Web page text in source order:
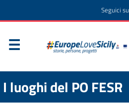
Seguici su
I luoghi del PO FESR